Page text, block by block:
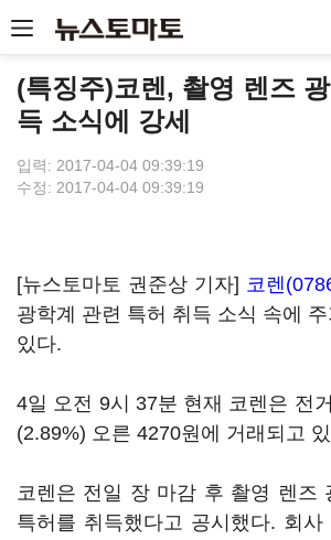
(특징주)코렌, 촬영 렌즈
득 소식에 강세
입력: 2017-04-04 09:39:19
수정: 2017-04-04 09:39:19
[뉴스토마토 권준상 기자] 코렌
광학계 관련 특허 취득 소식 속에
있다.
4일 오전 9시 37분 현재 코렌은 전
(2.89%) 오른 4270원에 거래되고
코렌은 전일 장 마감 후 촬영 렌즈
특허를 취득했다고 공시했다. 회사